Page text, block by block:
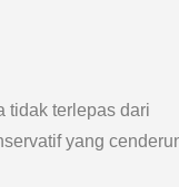
tidak terlepas dari
yang